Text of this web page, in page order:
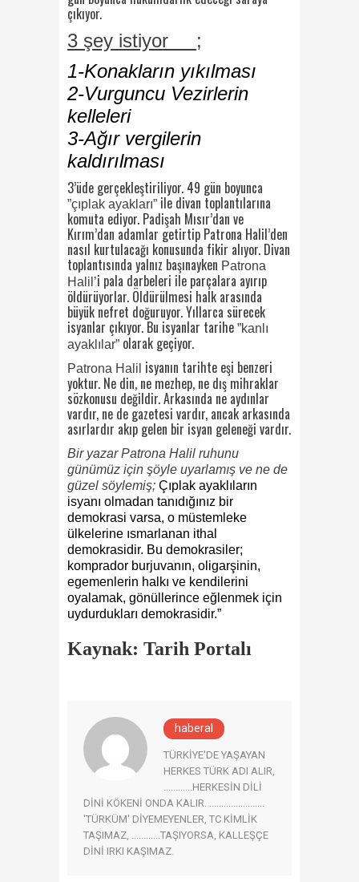
çıkıyor.
3 şey istiyor ;
1-Konakların yıkılması
2-Vurguncu Vezirlerin
kelleleri
3-Ağır vergilerin
kaldırılması
3’üde gerçekleştiriliyor. 49 gün boyunca
”çıplak ayakları” ile divan toplantılarına
komuta ediyor. Padişah Mısır’dan ve
Kırım’dan adamlar getirtip Patrona Halil’den
nasıl kurtulacağı konusunda fikir alıyor. Divan
toplantısında yalnız başınayken Patrona
Halil’i pala darbeleri ile parçalara ayırıp
öldürüyorlar. Öldürülmesi halk arasında
büyük nefret doğuruyor. Yıllarca sürecek
isyanlar çıkıyor. Bu isyanlar tarihe ”kanlı
ayaklılar” olarak geçiyor.
Patrona Halil isyanın tarihte eşi benzeri
yoktur. Ne din, ne mezhep, ne dış mihraklar
sözkonusu değildir. Arkasında ne aydınlar
vardır, ne de gazetesi vardır, ancak arkasında
asırlardır akıp gelen bir isyan geleneği vardır.
Bir yazar Patrona Halil ruhunu
günümüz için şöyle uyarlamış ve ne de
güzel söylemiş; Çıplak ayaklıların
isyanı olmadan tanıdığınız bir
demokrasi varsa, o müstemleke
ülkelerine ısmarlanan ithal
demokrasidir. Bu demokrasiler;
komprador burjuvanın, oligarşinin,
egemenlerin halkı ve kendilerini
oyalamak, gönüllerince eğlenmek için
uydurdukları demokrasidir.”
Kaynak: Tarih Portalı
haberal
TÜRKİYE'DE YAŞAYAN
HERKES TÜRK ADI ALIR,
............HERKESİN DİLİ
DİNİ KÖKENİ ONDA KALIR. .......................
'TÜRKÜM' DİYEMEYENLER, TC KİMLİK
TAŞIMAZ, ............TAŞIYORSA, KALLEŞÇE
DİNİ IRKI KAŞIMAZ.